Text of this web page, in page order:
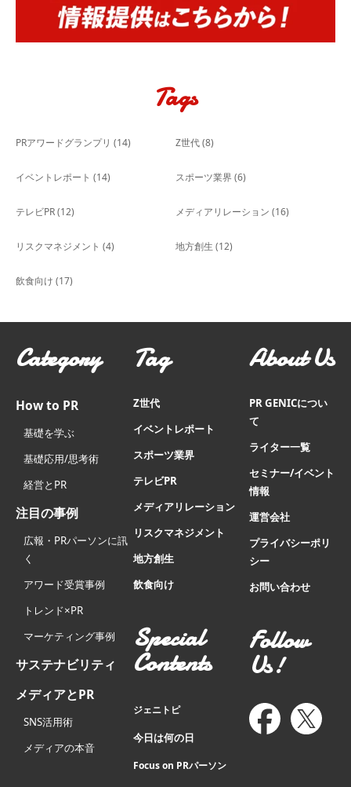
Tags
PRアワードグランプリ (14) Z世代(8)
イベントレポート (14) スポーツ業界 (6)
テレビPR(12) メディアリレーション (16)
リスクマネジメント (4) 地方創生 (12)
飲食向け (17)
Category
How to PR
基礎を学ぶ
基礎応用/思考術
経営とPR
注目の事例
広報・PRパーソンに訊
く
アワード受賞事例
トレンド×PR
マーケティング事例
サステナビリティ
メディアとPR
SNS活用術
メディアの本音
Tag
Z世代
イベントレポート
スポーツ業界
テレビPR
メディアリレーション
リスクマネジメント
地方創生
飲食向け
Special
Contents
ジェニトピ
今日は何の日
Focus on PRパーソン
About Us
PR GENICについ
て
ライター一覧
セミナー/イベント
情報
運営会社
プライバシーポリ
シー
お問い合わせ
Follow
Us!